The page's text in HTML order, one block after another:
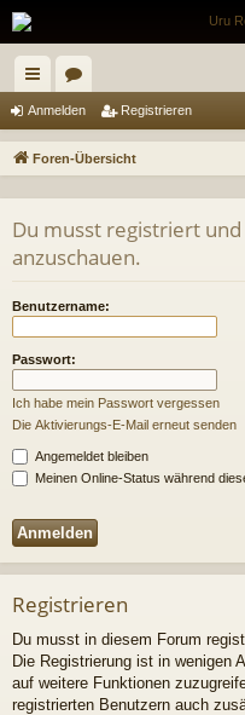
ch
ne
riff
or
en
Anmelden Registrieren
Foren-Übersicht
Du musst registriert
anzuschauen.
Benutzername:
Passwort:
Ich habe mein Passwort vergessen
Die Aktivierungs-E-Mail erneut senden
Angemeldet bleiben
Meinen Online-Status während
Registrieren
Du musst in diesem Forum
Die Registrierung ist in wenigen
auf weitere Funktionen
registrierten Benutzern auch